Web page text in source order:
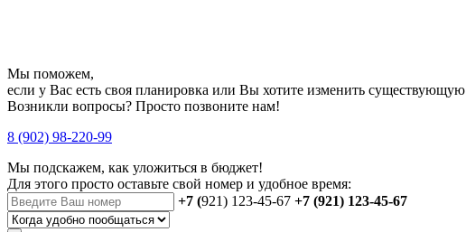
Мы поможем,
если у Вас есть своя планировка или Вы хотите изменить существующую
Возникли вопросы? Просто позвоните нам!
8 (902) 98-220-99
Мы подскажем, как уложиться в бюджет!
Для этого просто оставьте свой номер и удобное время:
+7 (921) 123-45-67 +7 (921) 123-45-67